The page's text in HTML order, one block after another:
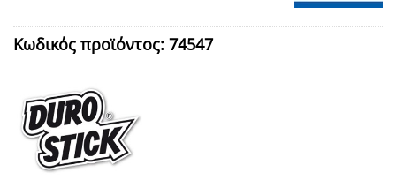
Κωδικός προϊόντος: 74547